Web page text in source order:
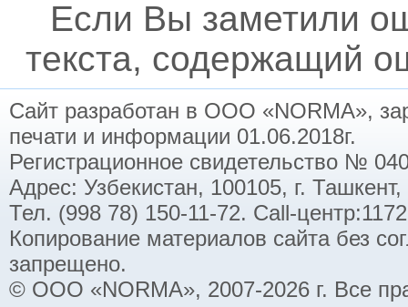
Если Вы заметили
текста, содержащий
Сайт разработан в ООО «NORMA»,
печати и информации 01.06.2018г.
Регистрационное свидетельство №
Адрес: Узбекистан, 100105, г.
Тел. (998 78) 150-11-72. Call-
Копирование материалов сайта без
запрещено.
© ООО «NORMA», 2007-2026 г. Все